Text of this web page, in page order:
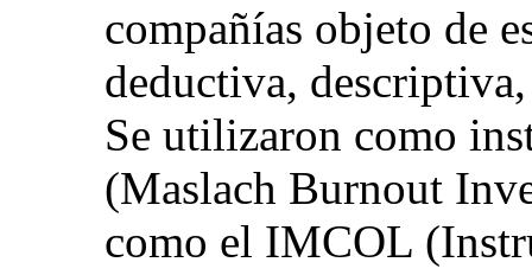
compañías objeto de
deductiva,
Se utilizaron como
(Maslach Burnout
como el IMCOL